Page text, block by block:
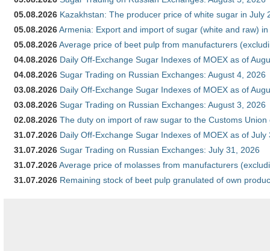
05.08.2026 Kazakhstan: The producer price of white sugar in July
05.08.2026Armenia: Export and import of sugar (white and raw)
05.08.2026Average price of beet pulp from manufacturers
04.08.2026 Daily Off-Exchange Sugar Indexes of MOEX as of
04.08.2026 Sugar Trading on Russian Exchanges: August 4, 2026
03.08.2026 Daily Off-Exchange Sugar Indexes of MOEX as of
03.08.2026 Sugar Trading on Russian Exchanges: August 3, 2026
02.08.2026 The duty on import of raw sugar to the Customs
31.07.2026 Daily Off-Exchange Sugar Indexes of MOEX as of July
31.07.2026 Sugar Trading on Russian Exchanges: July 31, 2026
31.07.2026Average price of molasses from manufacturers
31.07.2026 Remaining stock of beet pulp granulated of own